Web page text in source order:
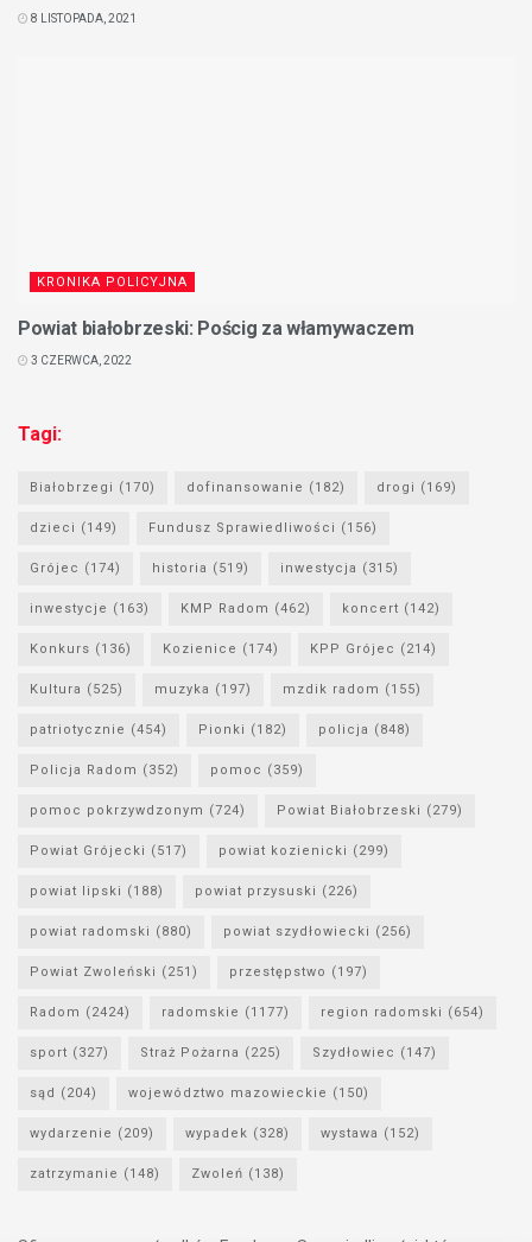
8 LISTOPADA, 2021
KRONIKA POLICYJNA
Powiat białobrzeski: Pościg za włamywaczem
3 CZERWCA, 2022
Tagi:
Białobrzegi (170) dofinansowanie (182) drogi (169)
dzieci (149) Fundusz Sprawiedliwości (156)
Grójec (174) historia (519) inwestycja (315)
inwestycje (163) KMP Radom (462) koncert (142)
Konkurs (136) Kozienice (174) KPP Grójec (214)
Kultura (525) muzyka (197) mzdik radom (155)
patriotycznie (454) Pionki (182) policja (848)
Policja Radom (352) pomoc (359)
pomoc pokrzywdzonym (724) Powiat Białobrzeski (279)
Powiat Grójecki (517) powiat kozienicki (299)
powiat lipski (188) powiat przysuski (226)
powiat radomski (880) powiat szydłowiecki (256)
Powiat Zwoleński (251) przestępstwo (197)
Radom (2424) radomskie (1177) region radomski (654)
sport (327) Straż Pożarna (225) Szydłowiec (147)
sąd (204) województwo mazowieckie (150)
wydarzenie (209) wypadek (328) wystawa (152)
zatrzymanie (148) Zwoleń (138)